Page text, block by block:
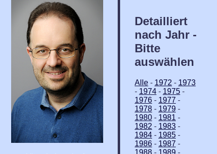
Detailliert
nach Jahr -
Bitte
auswählen
Alle - 1972 - 1973
- 1974 - 1975 -
1976 - 1977 -
1978 - 1979 -
1980 - 1981 -
1982 - 1983 -
1984 - 1985 -
1986 - 1987 -
1988 - 1989 -